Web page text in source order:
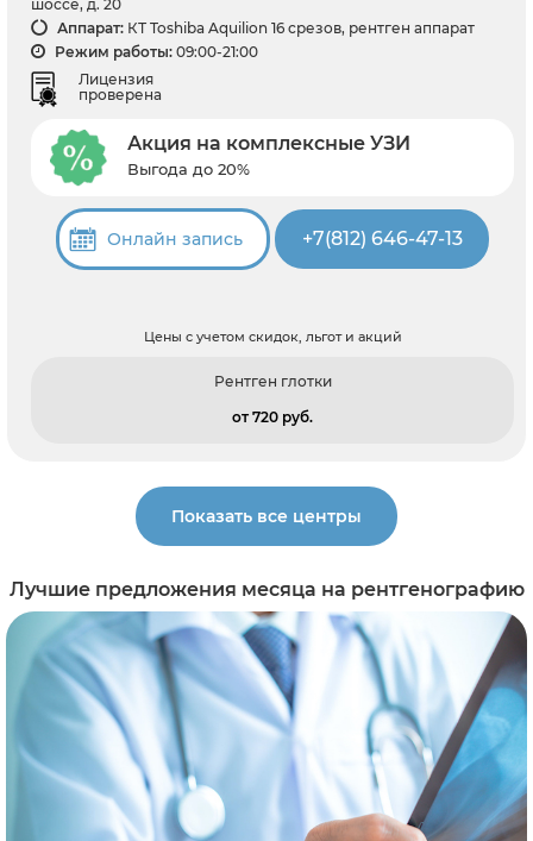
шоссе, д. 20
Аппарат: КТ Toshiba Aquilion 16 срезов, рентген аппарат
Режим работы: 09:00-21:00
Лицензия
проверена
Акция на комплексные УЗИ
Выгода до 20%
Онлайн запись +7(812) 646-47-13
Цены с учетом скидок, льгот и акций
Рентген глотки
от 720 pуб.
Показать все центры
Лучшие предложения месяца на рентгенографию